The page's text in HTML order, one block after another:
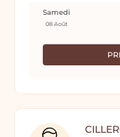
Samedi
08 Août